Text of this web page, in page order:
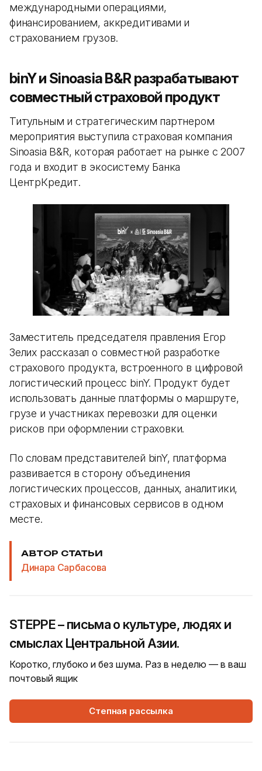
международными операциями,
финансированием, аккредитивами и
страхованием грузов.
binY и Sinoasia B&R разрабатывают
совместный страховой продукт
Титульным и стратегическим партнером
мероприятия выступила страховая компания
Sinoasia B&R, которая работает на рынке с 2007
года и входит в экосистему Банка
ЦентрКредит.
Заместитель председателя правления Егор
Зелих рассказал о совместной разработке
страхового продукта, встроенного в цифровой
логистический процесс binY. Продукт будет
использовать данные платформы о маршруте,
грузе и участниках перевозки для оценки
рисков при оформлении страховки.
По словам представителей binY, платформа
развивается в сторону объединения
логистических процессов, данных, аналитики,
страховых и финансовых сервисов в одном
месте.
АВТОР СТАТЬИ
Динара Сарбасова
STEPPE – письма о культуре, людях и
смыслах Центральной Азии.
Коротко, глубоко и без шума. Раз в неделю — в ваш
почтовый ящик
Степная рассылка